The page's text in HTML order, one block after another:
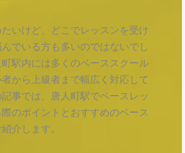
いけど、どこでレッスンを受け
でいる方も多いのではないでし
町駅内には多くのベーススクール
から上級者まで幅広く対応して
事では、唐人町駅でベースレッ
のポイントとおすすめのベース
介します。